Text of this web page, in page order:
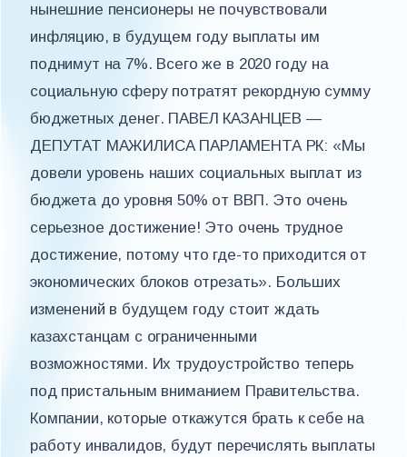
нынешние пенсионеры не почувствовали
инфляцию, в будущем году выплаты им
поднимут на 7%. Всего же в 2020 году на
социальную сферу потратят рекордную сумму
бюджетных денег. ПАВЕЛ КАЗАНЦЕВ —
ДЕПУТАТ МАЖИЛИСА ПАРЛАМЕНТА РК: «Мы
довели уровень наших социальных выплат из
бюджета до уровня 50% от ВВП. Это очень
серьезное достижение! Это очень трудное
достижение, потому что где-то приходится от
экономических блоков отрезать». Больших
изменений в будущем году стоит ждать
казахстанцам с ограниченными
возможностями. Их трудоустройство теперь
под пристальным вниманием Правительства.
Компании, которые откажутся брать к себе на
работу инвалидов, будут перечислять выплаты